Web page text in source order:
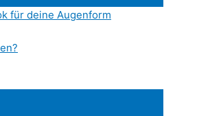
für deine Augenform